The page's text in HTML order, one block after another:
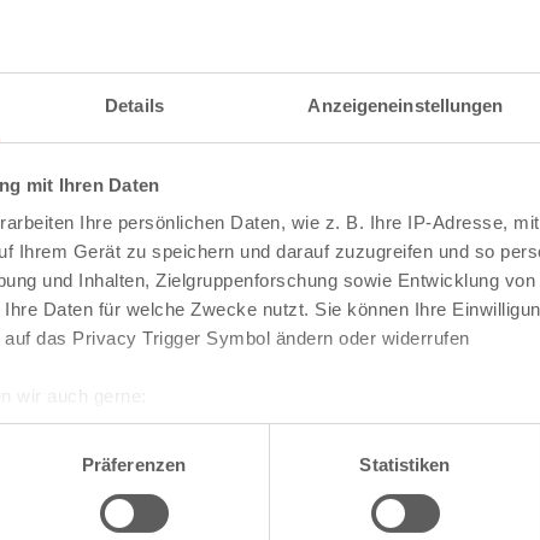
Details Anzeigeneinstellungen
mit Ihren Daten
Ihre persönlichen Daten, wie z. B. Ihre IP-Adresse,
Ihrem Gerät zu speichern und darauf zuzugreifen und so
und Inhalten, Zielgruppenforschung sowie Entwicklung
Daten für welche Zwecke nutzt. Sie können Ihre
das Privacy Trigger Symbol ändern oder widerrufen
geografische Lage erfassen, welche bis auf einige Meter
Scannen nach bestimmten Merkmalen (Fingerprinting)
Ihre persönlichen Daten verarbeitet werden, und legen Sie
Präferenzen Statistiken
Darstellung des RVR-Kartenwerks
mit vielen weiteren Details wie z.B.